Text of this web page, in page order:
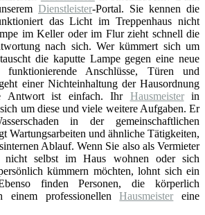
Dienstleister-Portal. Sie kennen die
das Licht im Treppenhaus nicht
im Keller oder im Flur zieht schnell die
nach sich. Wer kümmert sich um
die kaputte Lampe gegen eine neue
Anschlüsse, Türen und
einer Nichteinhaltung der Hausordnung
Antwort ist einfach. Ihr Hausmeisterin
um diese und viele weitere Aufgaben. Er
in der gemeinschaftlichen
Wartungsarbeiten und ähnliche Tätigkeiten,
Ablauf. Wenn Sie also als Vermieter
nicht selbst im Haus wohnen oder sich
kümmern möchten, lohnt sich ein
Ebenso finden Personen, die körperlich
einem professionellenHausmeister eine